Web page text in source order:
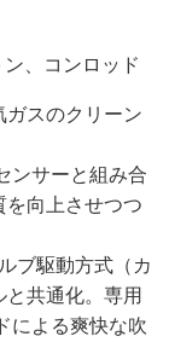
、コンロッド
ガスのクリーン
ンサーと組み合
を向上させつつ
ブ駆動方式（カ
共通化。専用
による爽快な吹